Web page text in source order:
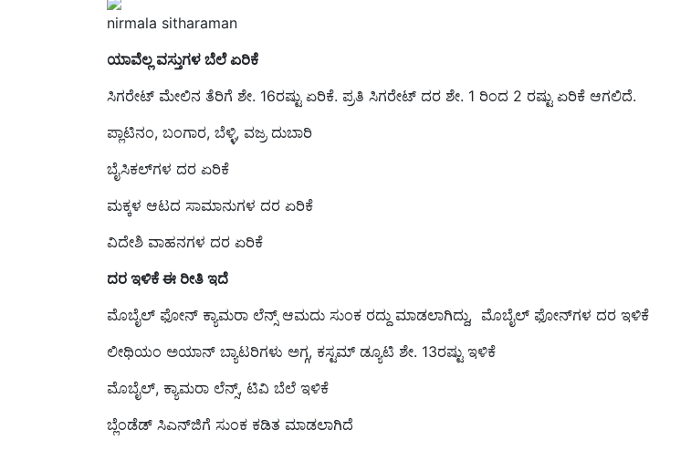
nirmala sitharaman
ಯಾವೆಲ್ಲ ವಸ್ತುಗಳ ಬೆಲೆ ಏರಿಕೆ
ಸಿಗರೇಟ್ ಮೇಲಿನ ತೆರಿಗೆ ಶೇ. 16ರಷ್ಟು ಏರಿಕೆ. ಪ್ರತಿ ಸಿಗರೇಟ್ ದರ ಶೇ. 1 ರಿಂದ 2 ರಷ್ಟು ಏರಿಕೆ ಆಗಲಿದೆ.
ಪ್ಲಾಟಿನಂ, ಬಂಗಾರ, ಬೆಳ್ಳಿ, ವಜ್ರ ದುಬಾರಿ
ಬೈಸಿಕಲ್‌ಗಳ ದರ ಏರಿಕೆ
ಮಕ್ಕಳ ಆಟದ ಸಾಮಾನುಗಳ ದರ ಏರಿಕೆ
ವಿದೇಶಿ ವಾಹನಗಳ ದರ ಏರಿಕೆ
ದರ ಇಳಿಕೆ ಈ ರೀತಿ ಇದೆ
ಮೊಬೈಲ್ ಫೋನ್ ಕ್ಯಾಮರಾ ಲೆನ್ಸ್ ಆಮದು ಸುಂಕ ರದ್ದು ಮಾಡಲಾಗಿದ್ದು, ಮೊಬೈಲ್ ಫೋನ್‌ಗಳ ದರ ಇಳಿಕೆ
ಲೀಥಿಯಂ ಅಯಾನ್ ಬ್ಯಾಟರಿಗಳು ಅಗ್ಗ, ಕಸ್ಟಮ್ ಡ್ಯೂಟಿ ಶೇ. 13ರಷ್ಟು ಇಳಿಕೆ
ಮೊಬೈಲ್, ಕ್ಯಾಮರಾ ಲೆನ್ಸ್, ಟಿವಿ ಬೆಲೆ ಇಳಿಕೆ
ಬ್ಲೆಂಡೆಡ್ ಸಿಎನ್‌ಜಿಗೆ ಸುಂಕ ಕಡಿತ ಮಾಡಲಾಗಿದೆ